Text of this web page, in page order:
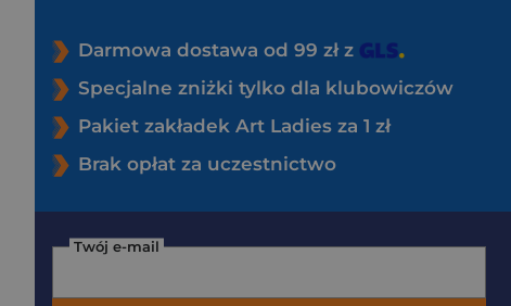
Darmowa dostawa od 99 zł z
Specjalne zniżki tylko dla klubowiczów
Pakiet zakładek Art Ladies za 1 zł
Brak opłat za uczestnictwo
Twój e-mail